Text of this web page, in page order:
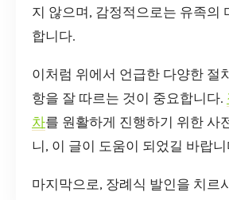
지 않으며, 감정적으로는 유족의
합니다.
이처럼 위에서 언급한 다양한 절
항을 잘 따르는 것이 중요합니다.
차를 원활하게 진행하기 위한 사
니, 이 글이 도움이 되었길 바랍니
마지막으로, 장례식 발인을 치르